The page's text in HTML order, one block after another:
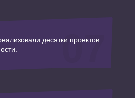
07
десятки проектов